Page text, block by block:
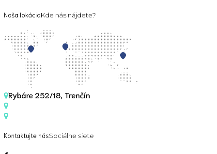
Naša lokáciaKde nás nájdete?
Rybáre 252/18, Trenčín
Kontaktujte násSociálne siete